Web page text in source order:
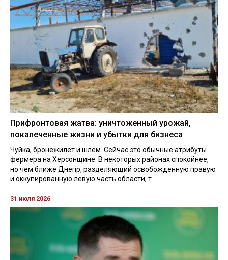
Прифронтовая жатва: уничтоженный урожай,
покалеченные жизни и убытки для бизнеса
Чуйка, бронежилет и шлем. Сейчас это обычные атрибуты
фермера на Херсонщине. В некоторых районах спокойнее,
но чем ближе Днепр, разделяющий освобожденную правую
и оккупированную левую часть области, т...
31 июля 2026